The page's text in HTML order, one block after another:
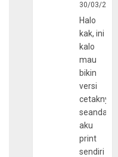
30/03/
Halo
kak, ini
kalo
mau
bikin
versi
cetaknya
aku
print
sendiri